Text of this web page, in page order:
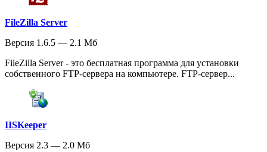
FileZilla Server
Версия 1.6.5 — 2.1 Мб
FileZilla Server - это бесплатная программа для установки
собственного FTP-сервера на компьютере. FTP-сервер...
IISKeeper
Версия 2.3 — 2.0 Мб